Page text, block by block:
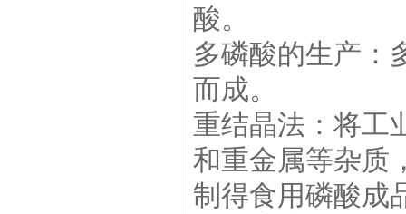
酸。
多磷酸的生产：
而成。
重结晶法：将工
和重金属等杂质
制得食用磷酸成